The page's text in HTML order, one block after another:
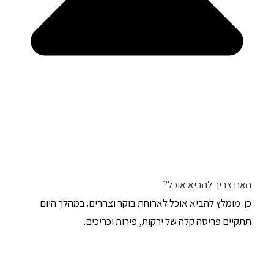
האם צריך להביא אוכל?
כן. מומלץ להביא אוכל לארוחת בוקר וצהרים. במהלך היום
תתקיים פריסה קלה של ירקות, פירות וכריכים.